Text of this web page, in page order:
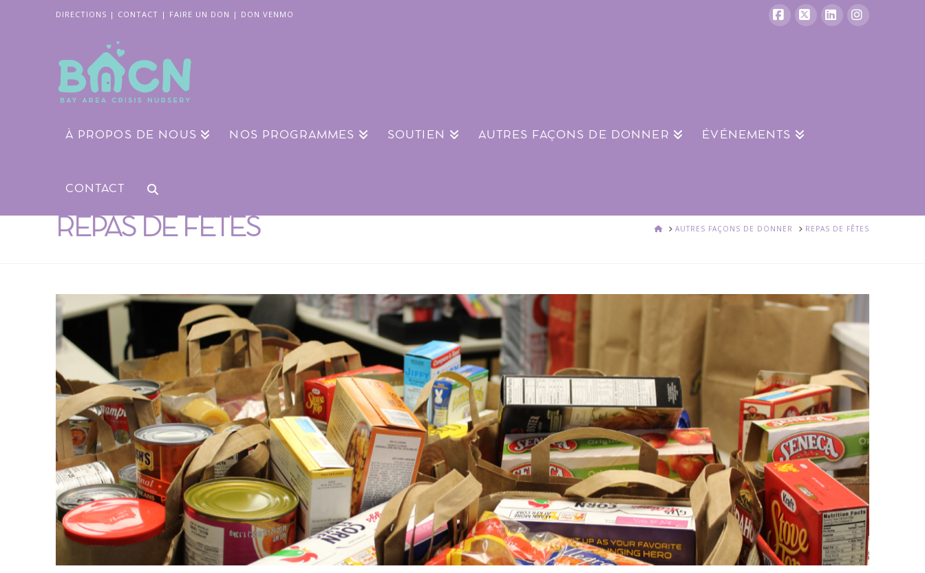
DIRECTIONS | CONTACT | FAIRE UN DON | DON VENMO
À PROPOS DE NOUS NOS PROGRAMMES SOUTIEN AUTRES FAÇONS DE DONNER ÉVÉNEMENTS
CONTACT
REPAS DE FÊTES ACCUEIL
AUTRES FAÇONS DE DONNER REPAS DE FÊTES